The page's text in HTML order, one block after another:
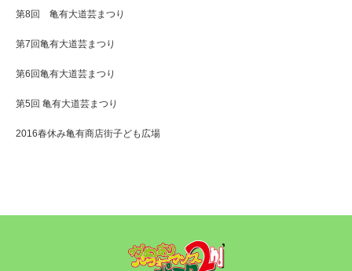
第8回 亀有大道芸まつり
第7回亀有大道芸まつり
第6回亀有大道芸まつり
第5回 亀有大道芸まつり
2016春休み亀有商店街子ども広場